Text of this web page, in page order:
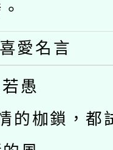
喜愛名言
愚
的枷鎖，都